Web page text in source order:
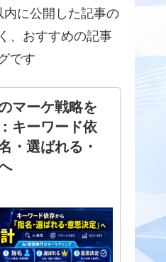
に公開した記事の
、おすすめの記事
です
マーケ戦略を
キーワード依
・選ばれる・